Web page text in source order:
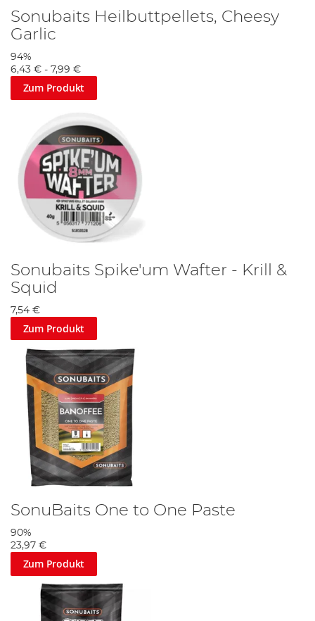
Sonubaits Heilbuttpellets, Cheesy
Garlic
94%
6,43 € - 7,99 €
Zum Produkt
Sonubaits Spike'um Wafter - Krill &
Squid
7,54 €
Zum Produkt
SonuBaits One to One Paste
90%
23,97 €
Zum Produkt